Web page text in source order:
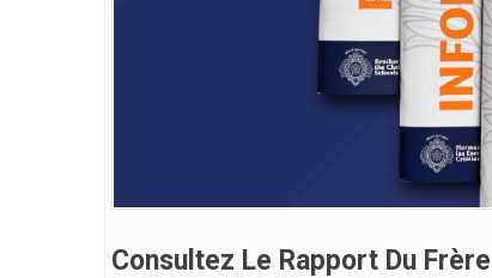
Consultez Le Rapport Du